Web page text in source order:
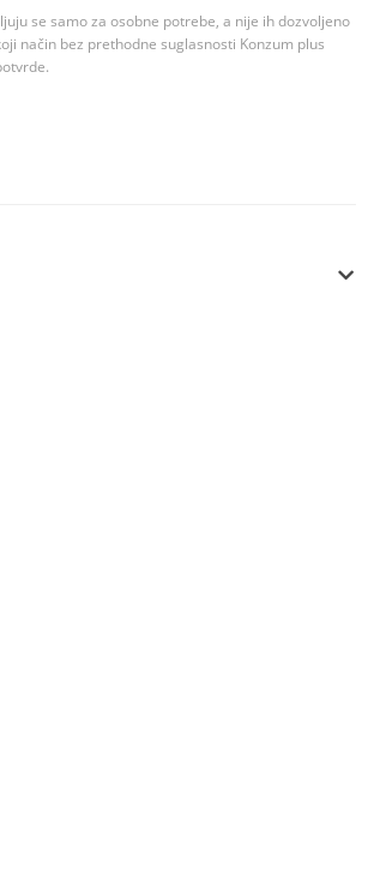
se samo za osobne potrebe, a nije ih dozvoljeno
način bez prethodne suglasnosti Konzum plus